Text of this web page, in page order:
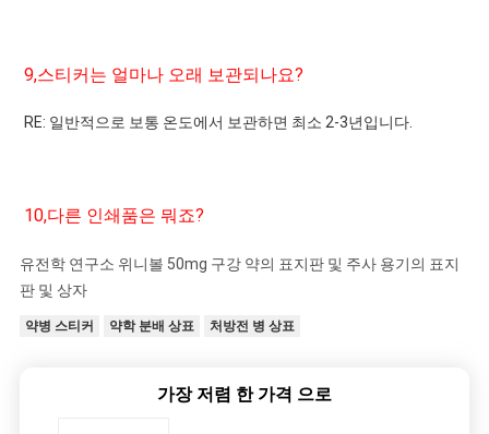
9,스티커는 얼마나 오래 보관되나요?
RE: 일반적으로 보통 온도에서 보관하면 최소 2-3년입니다.
10,다른 인쇄품은 뭐죠?
유전학 연구소 위니볼 50mg 구강 약의 표지판 및 주사 용기의 표지
판 및 상자
약병 스티커 약학 분배 상표 처방전 병 상표
가장 저렴 한 가격 으로